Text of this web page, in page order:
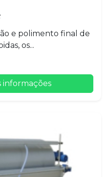
e polimento final de
os...
informações